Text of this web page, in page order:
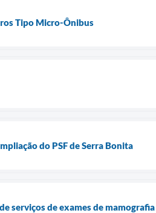
Tipo Micro-Ônibus
do PSF de Serra Bonita
serviços de exames de mamografia